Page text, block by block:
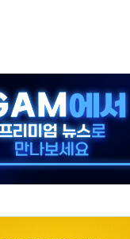
협상 없어"
월 7일
일
공급 대책 막바지 조율